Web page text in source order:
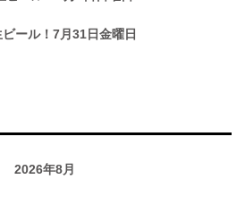
ール！7月31日金曜日
2026年8月